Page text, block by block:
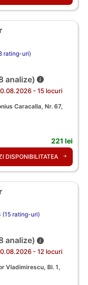
rating-uri)
analize)
- 15 locuri
Caracalla, Nr. 67,
221 lei
DISPONIBILITATEA
(15 rating-uri)
analize)
- 12 locuri
Vladimirescu, Bl. 1,